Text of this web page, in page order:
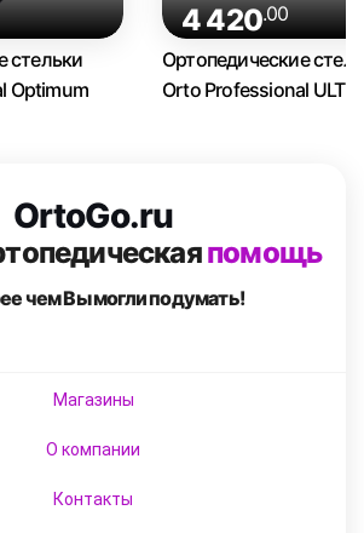
стельки
Optimum
4 420.00
Ортопедические
Orto Professional
OrtoGo.ru
помощь
чем Вымогли подумать!
Магазины
О компании
Контакты